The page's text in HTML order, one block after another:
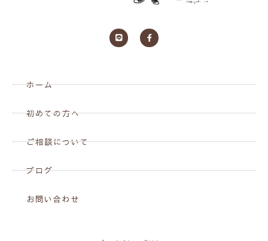
ホーム
初めての方へ
ご相談について
ブログ
お問い合わせ